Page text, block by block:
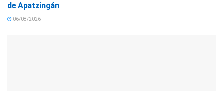
de Apatzingán
06/08/2026